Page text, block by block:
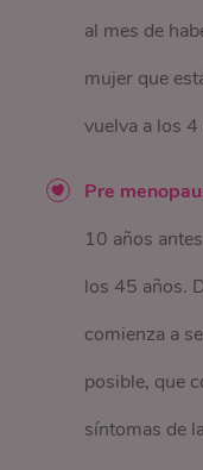
al mes de
mujer que
vuelva a los 4
Pre
10 años
los 45 años.
comienza a
posible, que
síntomas de